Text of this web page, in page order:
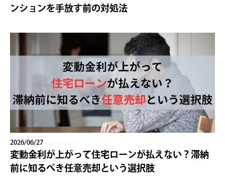
ンションを手放す前の対処法
2026/06/27
変動金利が上がって住宅ローンが払えない？滞納
前に知るべき任意売却という選択肢